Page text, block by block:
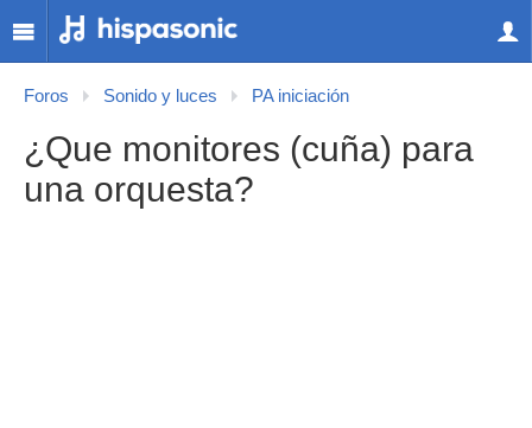
Foros Sonido y luces PA iniciación
¿Que monitores (cuña) para
una orquesta?